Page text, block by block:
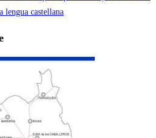
lengua castellana